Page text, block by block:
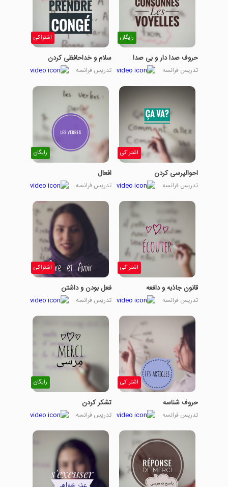
رایگان
حروف صدا دار و بی صدا
تدریس فرانسه
اشتراکی
سلام و خداحافظی کردن
تدریس فرانسه
اشتراکی
احوالپرسی کردن
تدریس فرانسه
رایگان
افعال
تدریس فرانسه
اشتراکی
قانون جاذبه و دافعه
تدریس فرانسه
اشتراکی
فعل بودن و داشتن
تدریس فرانسه
اشتراکی
حروف شناسه
تدریس فرانسه
رایگان
تشکر کردن
تدریس فرانسه